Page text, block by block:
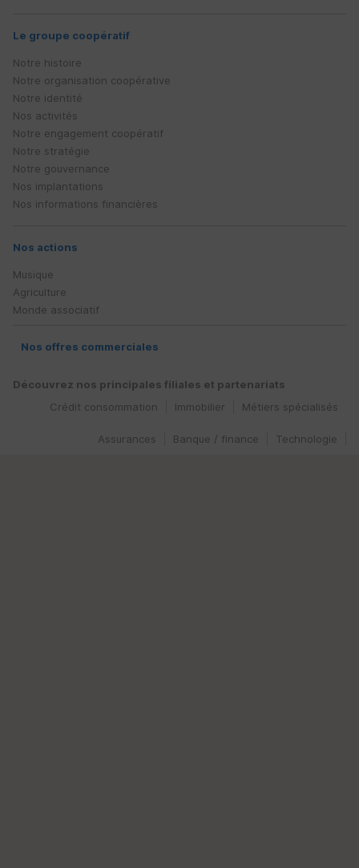
Le groupe coopératif
Notre histoire
Notre organisation coopérative
Notre identité
Nos activités
Notre engagement coopératif
Notre stratégie
Notre gouvernance
Nos implantations
Nos informations financières
Nos actions
Musique
Agriculture
Monde associatif
Nos offres commerciales
Découvrez nos principales filiales et partenariats
Métiers spécialisés
Immobilier
Crédit consommation
Technologie
Banque / finance
Assurances